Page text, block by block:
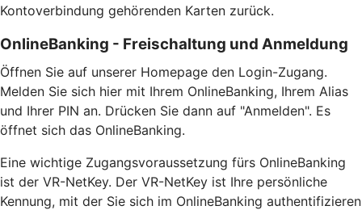
Kontoverbindung gehörenden Karten zurück.
OnlineBanking - Freischaltung und Anmeldung
Öffnen Sie auf unserer Homepage den Login-Zugang.
Melden Sie sich hier mit Ihrem OnlineBanking, Ihrem Alias
und Ihrer PIN an. Drücken Sie dann auf "Anmelden". Es
öffnet sich das OnlineBanking.
Eine wichtige Zugangsvoraussetzung fürs OnlineBanking
ist der VR-NetKey. Der VR-NetKey ist Ihre persönliche
Kennung, mit der Sie sich im OnlineBanking authentifizieren